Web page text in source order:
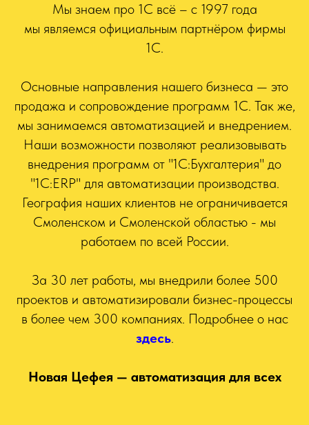
Мы знаем про 1С всё – с 1997 года
мы являемся официальным партнёром фирмы
1С.
Основные направления нашего бизнеса — это
продажа и сопровождение программ 1С. Так же,
мы занимаемся автоматизацией и внедрением.
Наши возможности позволяют реализовывать
внедрения программ от "1С:Бухгалтерия" до
"1С:ERP" для автоматизации производства.
География наших клиентов не ограничивается
Смоленском и Смоленской областью - мы
работаем по всей России.
За 30 лет работы, мы внедрили более 500
проектов и автоматизировали бизнес-процессы
в более чем 300 компаниях. Подробнее о нас
здесь.
Новая Цефея — автоматизация для всех